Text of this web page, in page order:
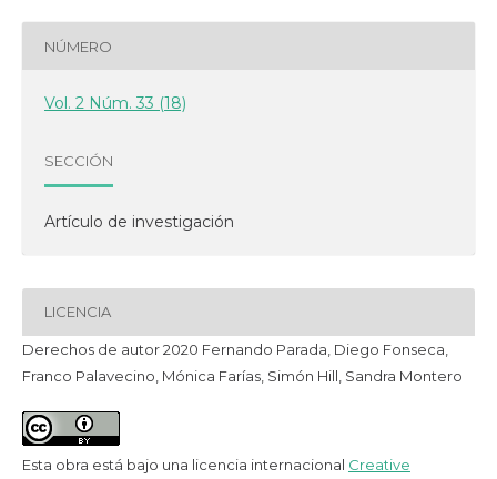
NÚMERO
Vol. 2 Núm. 33 (18)
SECCIÓN
Artículo de investigación
LICENCIA
Derechos de autor 2020 Fernando Parada, Diego Fonseca,
Franco Palavecino, Mónica Farías, Simón Hill, Sandra Montero
Esta obra está bajo una licencia internacional Creative